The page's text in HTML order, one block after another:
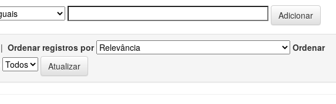
| Ordenar registros por
Ordenar